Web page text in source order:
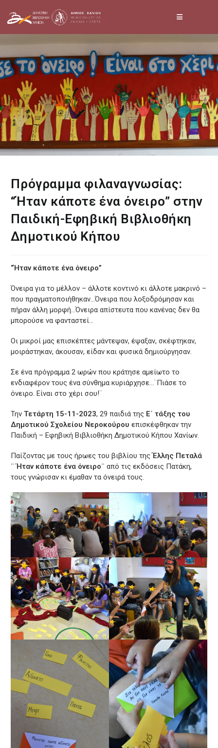
Πρόγραμμα φιλαναγνωσίας:
“Ήταν κάποτε ένα όνειρο” στην
Παιδική-Εφηβική Βιβλιοθήκη
Δημοτικού Κήπου
“Ήταν κάποτε ένα όνειρο”
Όνειρα για το μέλλον – άλλοτε κοντινό κι άλλοτε μακρινό –
που πραγματοποιήθηκαν…Όνειρα που λοξοδρόμησαν και
πήραν άλλη μορφή…Όνειρα απίστευτα που κανένας δεν θα
μπορούσε να φανταστεί…
Οι μικροί μας επισκέπτες μάντεψαν, έψαξαν, σκέφτηκαν,
μοιράστηκαν, άκουσαν, είδαν και φυσικά δημιούργησαν.
Σε ένα πρόγραμμα 2 ωρών που κράτησε αμείωτο το
ενδιαφέρον τους ένα σύνθημα κυριάρχησε…¨Πιάσε το
όνειρο. Είναι στο χέρι σου!¨
ΤηνΤετάρτη 15-11-2023, 29 παιδιά της Ε΄ τάξης του
Δημοτικού Σχολείου Νεροκούρου επισκέφθηκαν την
Παιδική – Εφηβική Βιβλιοθήκη Δημοτικού Κήπου Χανίων.
Παίζοντας με τους ήρωες του βιβλίου τηςΈλλης Πεταλά
¨ Ήταν κάποτε ένα όνειρο¨ από τις εκδόσεις Πατάκη,
τους γνώρισαν κι έμαθαν τα όνειρά τους.